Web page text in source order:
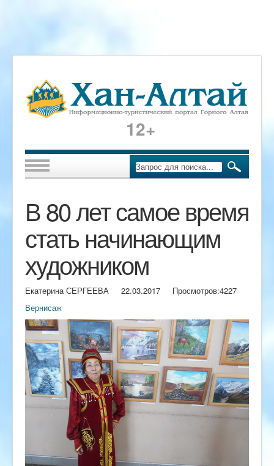
12+
В 80 лет самое время
стать начинающим
художником
Екатерина СЕРГЕЕВА 22.03.2017 Просмотров:4227
Вернисаж